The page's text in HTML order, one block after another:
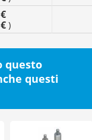
)
questo
questi